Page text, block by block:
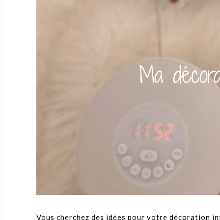
Ma
Vous cherchez des idées pour votre décoration